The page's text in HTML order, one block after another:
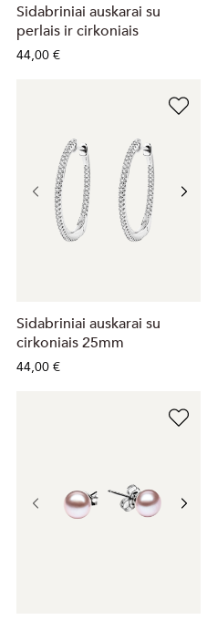
Sidabriniai auskarai su
perlais ir cirkoniais
44,00 €
Sidabriniai auskarai su
cirkoniais 25mm
44,00 €